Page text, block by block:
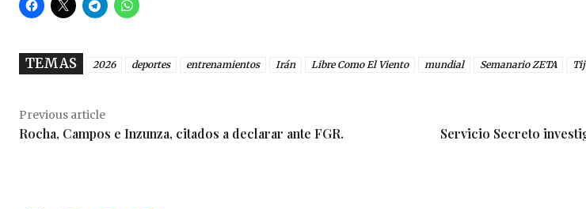
TEMAS 2026 deportes entrenamientos Irán Libre Como El Viento mundial Semanario ZETA
Previous article
Rocha, Campos e Inzunza, citados a declarar ante FGR.
Servicio Secreto